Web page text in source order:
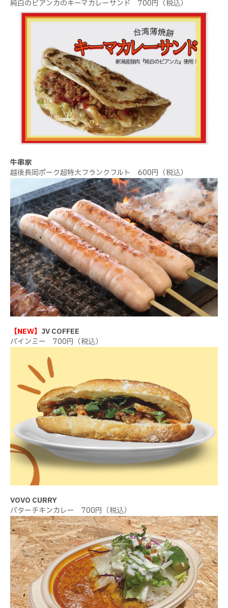
純白のビアンカのキーマカレーサンド 700円（税込）
牛串家
越後長岡ポーク超特大フランクフルト 600円（税込）
【NEW】 JV COFFEE
バインミー 700円（税込）
VOVO CURRY
バターチキンカレー 700円（税込）